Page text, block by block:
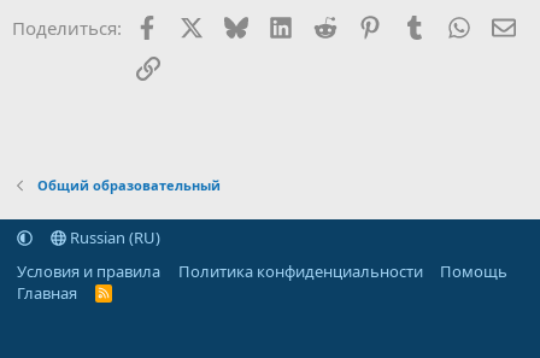
Поделиться: FacebookX (Twitter)
BlueskyLinkedIn
Reddit PinterestTumblr
Ссылка
Общий образовательный
Russian (RU)
Условия и правила
Политика конфиденциальности
Помощь
Главная
R